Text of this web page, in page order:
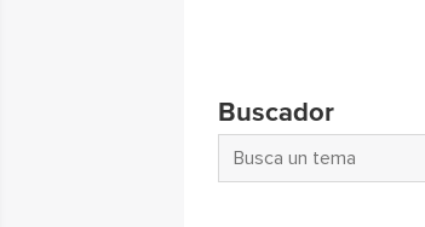
Buscador